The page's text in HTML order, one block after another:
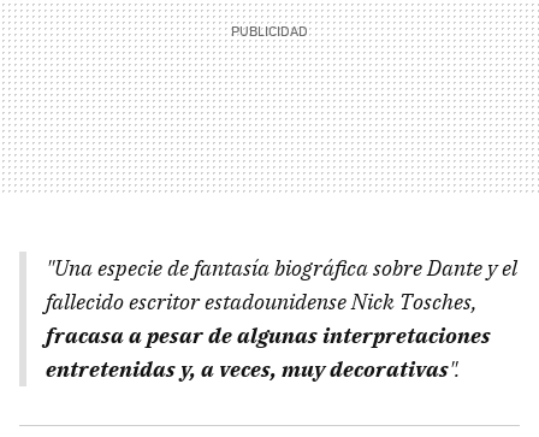
"Una especie de fantasía biográfica sobre Dante y el
fallecido escritor estadounidense Nick Tosches,
fracasa a pesar de algunas interpretaciones
entretenidas y, a veces, muy decorativas".